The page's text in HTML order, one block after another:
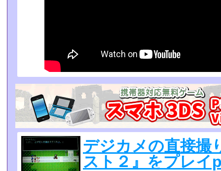
デジカメの直接撮
スト２』をプレイ